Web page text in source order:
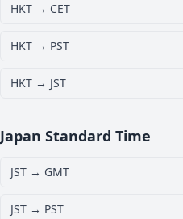
HKT → CET
HKT → PST
HKT → JST
Japan Standard Time
JST → GMT
JST → PST